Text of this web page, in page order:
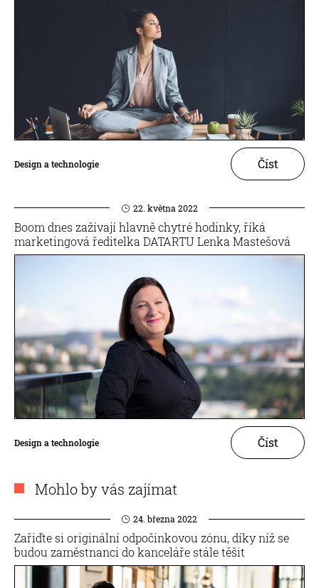
Design a technologie Číst
22. května 2022
Boom dnes zažívají hlavně chytré hodinky, říká
marketingová ředitelka DATARTU Lenka Mastešová
Design a technologie Číst
Mohlo by vás zajímat
24. března 2022
Zařiďte si originální odpočinkovou zónu, díky níž se
budou zaměstnanci do kanceláře stále těšit